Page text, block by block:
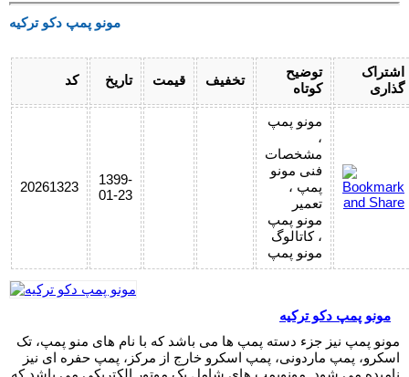
مونو پمپ دکو ترکیه
کد تاریخ قیمت تخفیف
توضیح
کوتاه
اشتراک
گذاری
20261323
1399-
01-23
مونو پمپ
،
مشخصات
فنی مونو
پمپ ،
تعمیر
مونو پمپ
، کاتالوگ
مونو پمپ
مونو پمپ دکو ترکیه
مونو پمپ نیز جزء دسته پمپ ها می باشد که با نام های منو پمپ، تک
اسکرو، پمپ ماردونی، پمپ اسکرو خارج از مرکز، پمپ حفره ای نیز
نامیده می شود. مونوپمپ های شامل یک موتور الکتریکی می باشد که